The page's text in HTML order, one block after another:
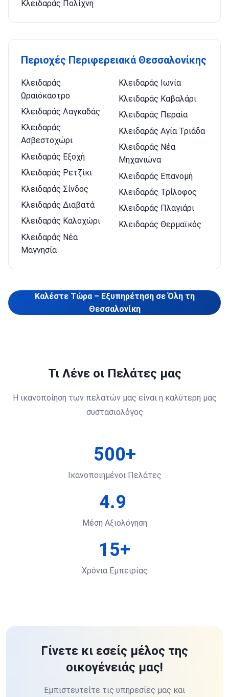
Κλειδαράς Πολίχνη
Περιοχές Περιφερειακά Θεσσαλονίκης
Κλειδαράς
Ωραιόκαστρο
Κλειδαράς Λαγκαδάς
Κλειδαράς
Ασβεστοχώρι
Κλειδαράς Εξοχή
Κλειδαράς Ρετζίκι
Κλειδαράς Σίνδος
Κλειδαράς Διαβατά
Κλειδαράς Καλοχώρι
Κλειδαράς Νέα
Μαγνησία
Κλειδαράς Ιωνία
Κλειδαράς Καβαλάρι
Κλειδαράς Περαία
Κλειδαράς Αγία Τριάδα
Κλειδαράς Νέα
Μηχανιώνα
Κλειδαράς Επανομή
Κλειδαράς Τρίλοφος
Κλειδαράς Πλαγιάρι
Κλειδαράς Θερμαϊκός
Καλέστε Τώρα – Εξυπηρέτηση σε Όλη τη
Θεσσαλονίκη
Τι Λένε οι Πελάτες μας
Η ικανοποίηση των πελατών μας είναι η καλύτερη μας
συστασιολόγος
500+
Ικανοποιημένοι Πελάτες
4.9
Μέση Αξιολόγηση
15+
Χρόνια Εμπειρίας
Γίνετε κι εσείς μέλος της
οικογένειάς μας!
Εμπιστευτείτε τις υπηρεσίες μας και